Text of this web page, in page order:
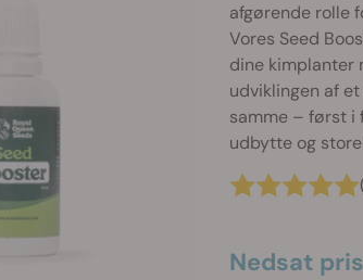
afgørende rolle
Vores Seed
dine kimplanter
udviklingen af
samme – først i
udbytte og
Nedsat pris